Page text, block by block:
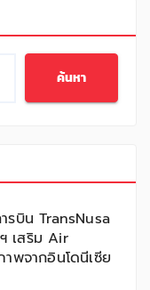
ค้นหา
บิน TransNusa
เสริม Air
จากอินโดนีเซีย